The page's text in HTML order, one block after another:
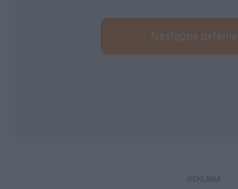
Następne pytanie